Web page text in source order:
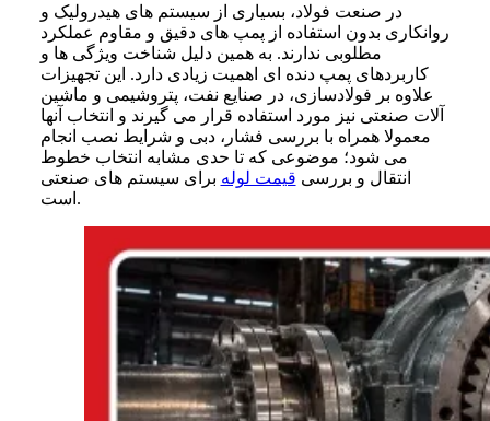
در صنعت فولاد، بسیاری از سیستم های هیدرولیک و
روانکاری بدون استفاده از پمپ های دقیق و مقاوم عملکرد
مطلوبی ندارند. به همین دلیل شناخت ویژگی ها و
کاربردهای پمپ دنده ای اهمیت زیادی دارد. این تجهیزات
علاوه بر فولادسازی، در صنایع نفت، پتروشیمی و ماشین
آلات صنعتی نیز مورد استفاده قرار می گیرند و انتخاب آنها
معمولا همراه با بررسی فشار، دبی و شرایط نصب انجام
می شود؛ موضوعی که تا حدی مشابه انتخاب خطوط
انتقال و بررسی قیمت لوله برای سیستم های صنعتی
است.